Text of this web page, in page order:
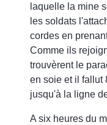
laquelle la mine
les soldats
cordes en
Comme ils
trouvèrent le
en soie et il fallut
jusqu'à la ligne
A six heures du